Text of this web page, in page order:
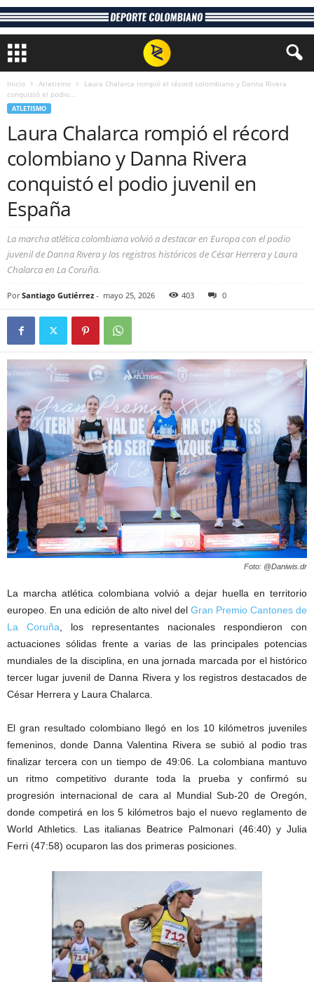
Inicio Atletismo
Laura Chalarca rompió el récord colombiano y Danna Rivera
conquistó el podio...
ATLETISMO
Laura Chalarca rompió el récord
colombiano y Danna Rivera
conquistó el podio juvenil en
España
La marcha atlética colombiana volvió a destacar en Europa con el podio
juvenil de Danna Rivera y los registros históricos de César Herrera y Laura
Chalarca en La Coruña.
Por Santiago Gutiérrez - mayo 25, 2026 403 0
Foto: @Daniwis.dr
La marcha atlética colombiana volvió a dejar huella en territorio
europeo. En una edición de alto nivel del Gran Premio Cantones de
La Coruña , los representantes nacionales respondieron con
actuaciones sólidas frente a varias de las principales potencias
mundiales de la disciplina, en una jornada marcada por el histórico
tercer lugar juvenil de Danna Rivera y los registros destacados de
César Herrera y Laura Chalarca.
El gran resultado colombiano llegó en los 10 kilómetros juveniles
femeninos, donde Danna Valentina Rivera se subió al podio tras
finalizar tercera con un tiempo de 49:06. La colombiana mantuvo
un ritmo competitivo durante toda la prueba y confirmó su
progresión internacional de cara al Mundial Sub-20 de Oregón,
donde competirá en los 5 kilómetros bajo el nuevo reglamento de
World Athletics. Las italianas Beatrice Palmonari (46:40) y Julia
Ferri (47:58) ocuparon las dos primeras posiciones.